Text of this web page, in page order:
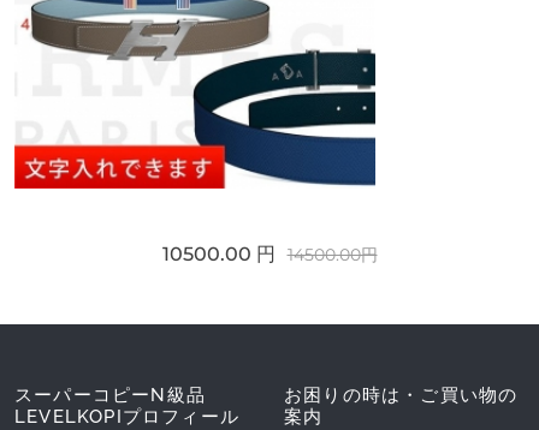
10500.00 円 14500.00円
スーパーコピーN級品
LEVELKOPIプロフィール
お困りの時は・ご買い物の
案内